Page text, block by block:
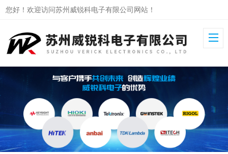
您好！欢迎访问苏州威锐科电子有限公司网站！